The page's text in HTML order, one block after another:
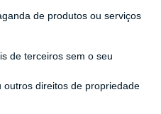
de produtos ou serviços
de terceiros sem o seu
direitos de propriedade